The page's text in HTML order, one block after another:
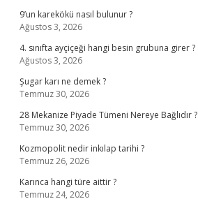
9’un karekökü nasıl bulunur ?
Ağustos 3, 2026
4. sınıfta ayçiçeği hangi besin grubuna girer ?
Ağustos 3, 2026
Şugar karı ne demek ?
Temmuz 30, 2026
28 Mekanize Piyade Tümeni Nereye Bağlıdır ?
Temmuz 30, 2026
Kozmopolit nedir inkılap tarihi ?
Temmuz 26, 2026
Karınca hangi türe aittir ?
Temmuz 24, 2026